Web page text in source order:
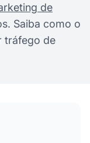
de
Saiba como o
tráfego de